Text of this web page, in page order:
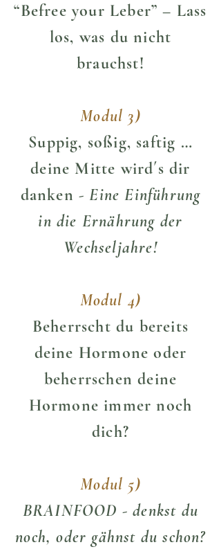
“Befree your Leber” – Lass
los, was du nicht
brauchst!
Modul 3)
Suppig, soßig, saftig …
deine Mitte wird´s dir
danken - Eine Einführung
indie Ernährung der
Wechseljahre!
Modul 4)
Beherrscht du bereits
deine Hormone oder
beherrschen deine
Hormoneimmer noch
dich?
Modul 5)
BRAINFOOD - denkst du
noch, oder gähnst du schon?